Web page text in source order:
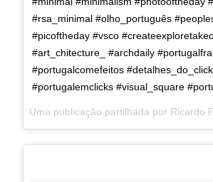
#rsa_minimal #olho_português
#picoftheday #vsco
#art_chitecture_ #archdaily
#portugalcomefeitos
#portugalemclicks #visual_square